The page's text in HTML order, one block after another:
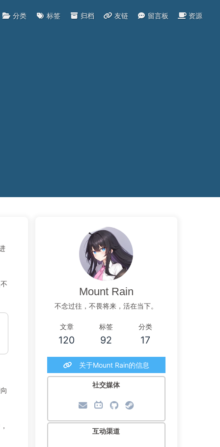
分类 标签 归档 友链 留言板 资源
Mount Rain
不念过往，不畏将来，活在当下。
文章
120
标签
92
分类
17
关于Mount Rain的信息
社交媒体
互动渠道